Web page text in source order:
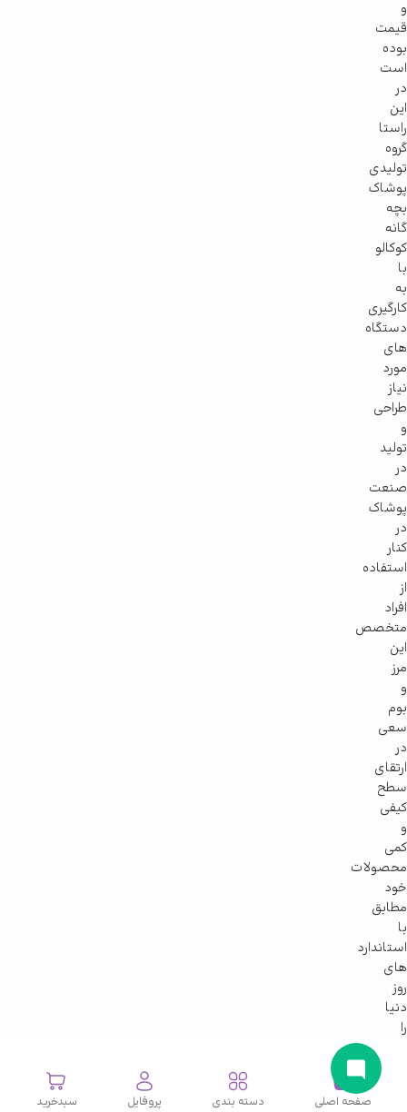
صفحه اصلی دسته بندی پروفایل سبدخرید
و
قیمت
بوده
است
در
این
راستا
گروه
تولیدی
پوشاک
بچه
گانه
کوکالو
با
به
کارگیری
دستگاه
های
مورد
نیاز
طراحی
و
تولید
در
صنعت
پوشاک
در
کنار
استفاده
از
افراد
متخصص
این
مرز
و
بوم
سعی
در
ارتقای
سطح
کیفی
و
کمی
محصولات
خود
مطابق
با
استاندارد
های
روز
دنیا
را